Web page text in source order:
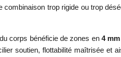
trop rigide ou trop
corps bénéficie de zones en 4 mm
soutien, flottabilité maîtrisée et